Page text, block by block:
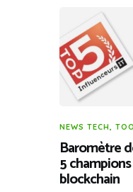
NEWS TECH,
Baromètre
5
blockchain